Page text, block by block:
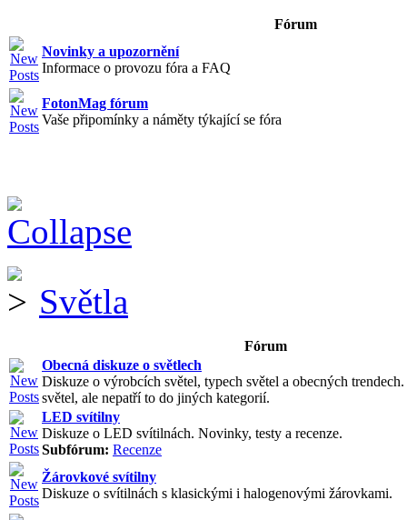
Fórum
Novinky a upozornění
Informace o provozu fóra a FAQ
FotonMag fórum
Vaše připomínky a náměty týkající se fóra
Světla
Fórum
Obecná diskuze o světlech
Diskuze o výrobcích světel, typech světel a obecných
světel, ale nepatří to do jiných kategorií.
LED svítilny
Diskuze o LED svítilnách. Novinky, testy a recenze.
Subfórum: Recenze
Žárovkové svítilny
Diskuze o svítilnách s klasickými i halogenovými žárovkami.